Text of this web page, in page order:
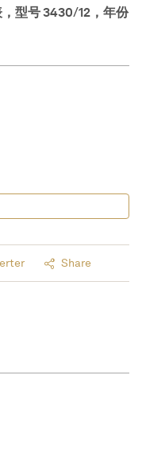
型号 3430/12，年份
Share